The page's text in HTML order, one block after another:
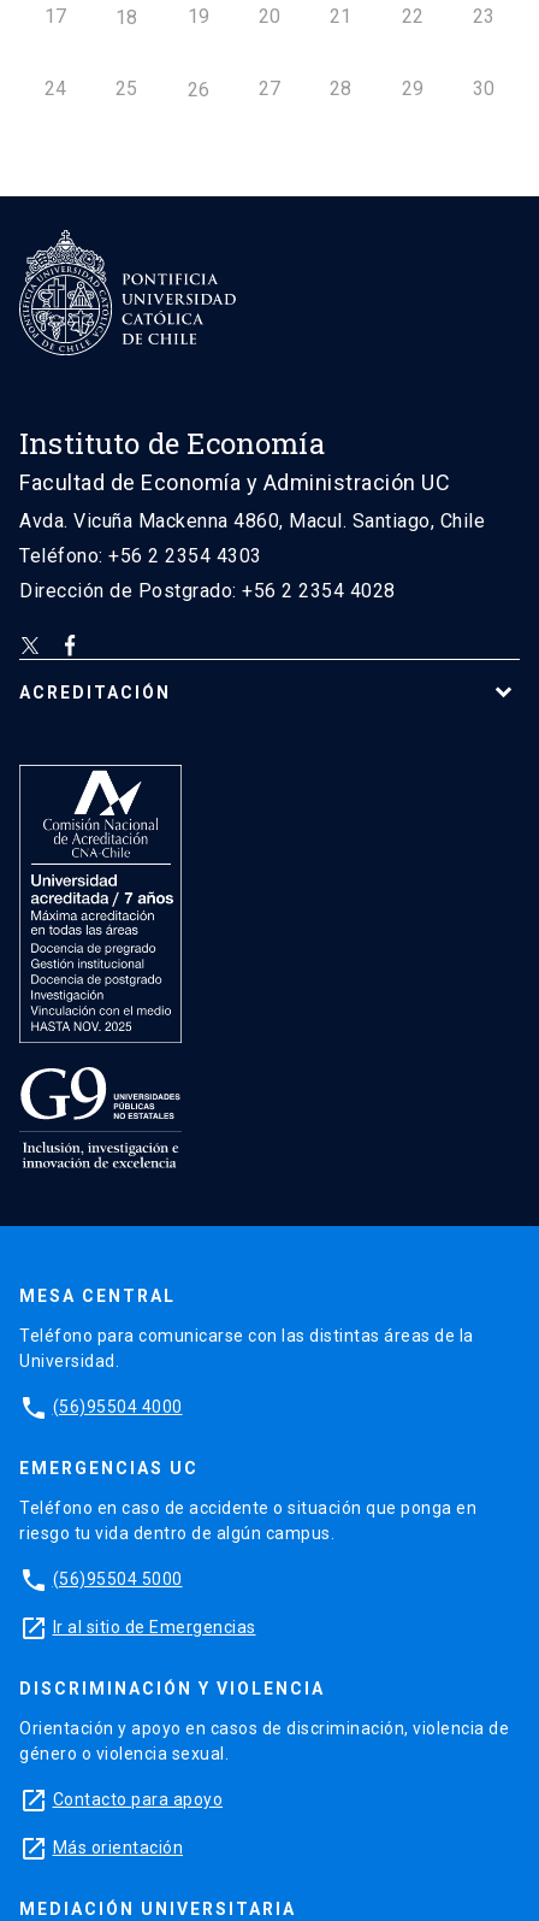
17 18 19 20 21 22 23
24 25 26 27 28 29 30
Instituto de Economía
Facultad de Economía y Administración UC
Avda. Vicuña Mackenna 4860, Macul. Santiago, Chile
Teléfono: +56 2 2354 4303
Dirección de Postgrado: +56 2 2354 4028
ACREDITACIÓN
MESA CENTRAL
Teléfono para comunicarse con las distintas áreas de la
Universidad.
phone (56)95504 4000
EMERGENCIAS UC
Teléfono en caso de accidente o situación que ponga en
riesgo tu vida dentro de algún campus.
phone (56)95504 5000
launch Ir al sitio de Emergencias
DISCRIMINACIÓN Y VIOLENCIA
Orientación y apoyo en casos de discriminación, violencia de
género o violencia sexual.
launch Contacto para apoyo
launch Más orientación
MEDIACIÓN UNIVERSITARIA